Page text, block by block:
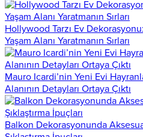
Hollywood Tarzı Ev
Yaşam Alanı Yaratmanın Sırları
Mauro Icardi’nin Yeni Evi
Alanının Detayları Ortaya Çıktı
Balkon Dekorasyonunda